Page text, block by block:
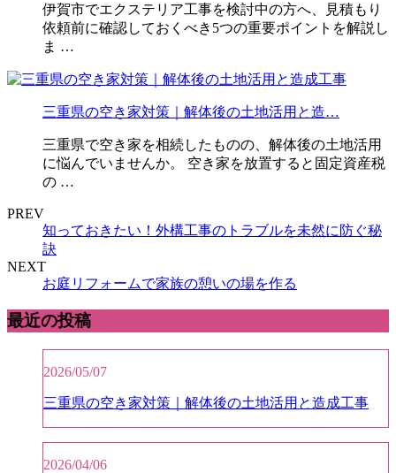
伊賀市でエクステリア工事を検討中の方へ、見積もり
依頼前に確認しておくべき5つの重要ポイントを解説し
ま …
三重県の空き家対策｜解体後の土地活用と造…
三重県で空き家を相続したものの、解体後の土地活用
に悩んでいませんか。 空き家を放置すると固定資産税
の …
PREV
知っておきたい！外構工事のトラブルを未然に防ぐ秘
訣
NEXT
お庭リフォームで家族の憩いの場を作る
最近の投稿
2026/05/07
三重県の空き家対策｜解体後の土地活用と造成工事
2026/04/06